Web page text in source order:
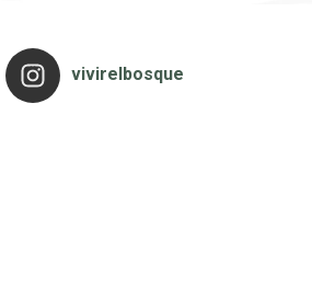
vivirelbosque